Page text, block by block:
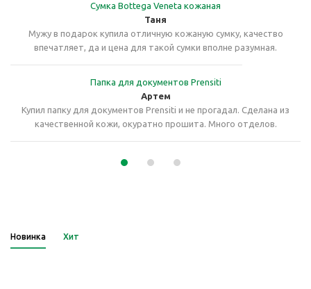
Сумка Bottega Veneta кожаная
Таня
Мужу в подарок купила отличную кожаную сумку, качество
впечатляет, да и цена для такой сумки вполне разумная.
Папка для документов Prensiti
Артем
Купил папку для документов Prensiti и не прогадал. Сделана из
качественной кожи, окуратно прошита. Много отделов.
Новинка Хит